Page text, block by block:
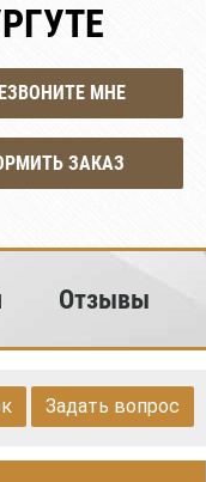
МНЕ
ЗАКАЗ
Отзывы
Задать вопрос